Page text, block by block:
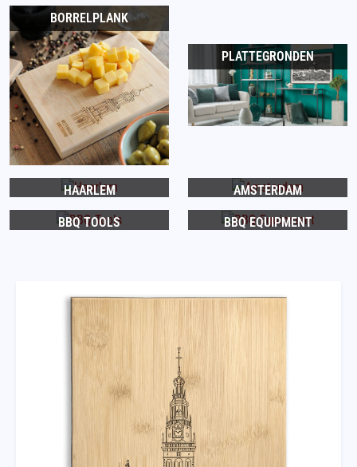
BORRELPLANK
PLATTEGRONDEN
HAARLEM AMSTERDAM
BBQ TOOLS BBQ EQUIPMENT